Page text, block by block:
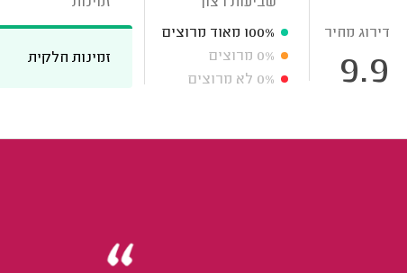
דירוג מחיר
9.9
100% מאוד מרוצים
0% מרוצים
0% לא מרוצים
זמינות חלקית